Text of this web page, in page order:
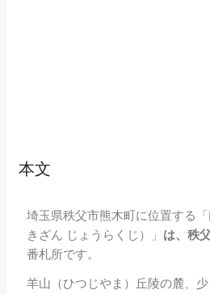
本文
埼玉県秩父市熊木町に位置する
きざん じょうらくじ）」 は、秩
番札所です。
羊山（ひつじやま）丘陵の麓、